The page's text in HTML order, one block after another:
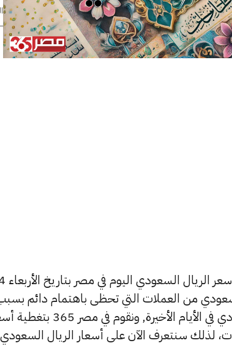
من العملات التي تحظى باهتمام دائم
أسعار الريال السعودي
لذلك سنتعرف الآن على أسعار الريال